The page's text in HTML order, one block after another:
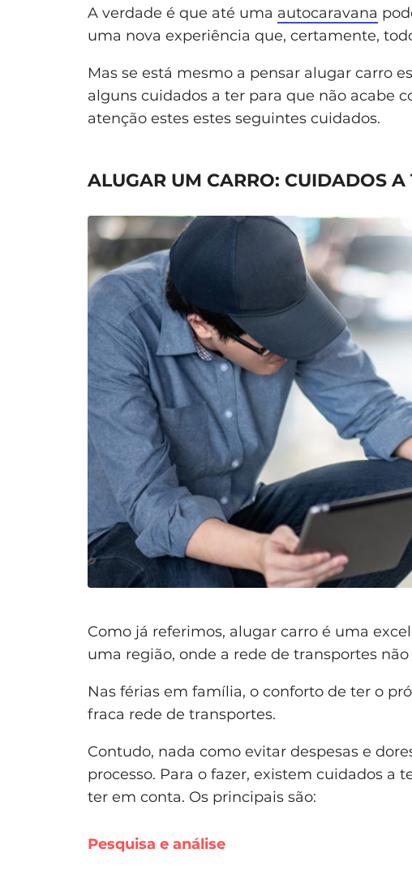
A verdade é que até uma autocaravana
uma nova experiência que, certamente,
Mas se está mesmo a pensar alugar carro
alguns cuidados a ter para que não acabe
atenção estes estes seguintes cuidados.
ALUGAR UM CARRO: CUIDADOS A
Como já referimos, alugar carro é uma
uma região, onde a rede de transportes
Nas férias em família, o conforto de ter o
fraca rede de transportes.
Contudo, nada como evitar despesas e
processo. Para o fazer, existem cuidados a
ter em conta. Os principais são:
Pesquisa e análise